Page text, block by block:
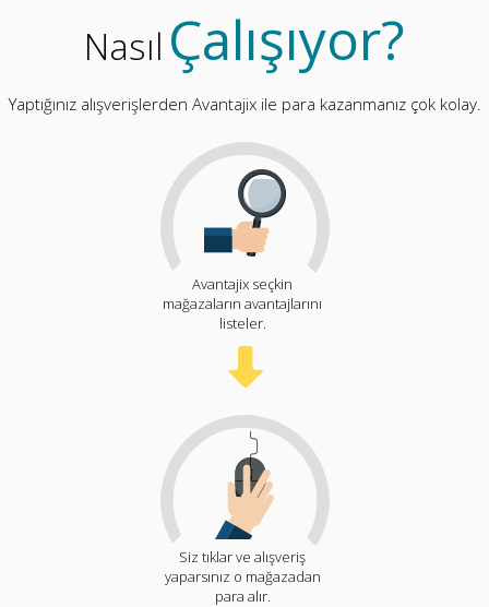
Nasıl Çalışıyor?
Yaptığınız alışverişlerden Avantajix ile para kazanmanız çok kolay.
Avantajix seçkin
mağazaların avantajlarını
listeler.
Siz tıklar ve alışveriş
yaparsınız o mağazadan
para alır.